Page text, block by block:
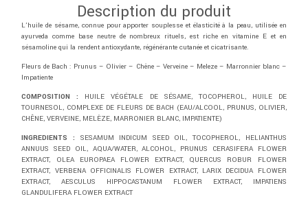
Description du produit
L’huile de sésame, connue pour apporter souplesse et élasticité à la peau, utilisée en
ayurveda comme base neutre de nombreux rituels, est riche en vitamine E et en
sésamoline qui la rendent antioxydante, régénérante cutanée et cicatrisante.
Fleurs de Bach : Prunus – Olivier – Chêne – Verveine – Meleze – Marronnier blanc –
Impatiente
COMPOSITION :
HUILE VÉGÉTALE DE SÉSAME, TOCOPHEROL, HUILE DE
TOURNESOL, COMPLEXE DE FLEURS DE BACH (EAU/ALCOOL, PRUNUS, OLIVIER,
CHÊNE, VERVEINE, MELÈZE, MARRONIER BLANC, IMPATIENTE)
INGREDIENTS : SESAMUM INDICUM SEED OIL, TOCOPHEROL, HELIANTHUS
ANNUUS SEED OIL, AQUA/WATER, ALCOHOL, PRUNUS CERASIFERA FLOWER
EXTRACT, OLEA EUROPAEA FLOWER EXTRACT, QUERCUS ROBUR FLOWER
EXTRACT, VERBENA OFFICINALIS FLOWER EXTRACT, LARIX DECIDUA FLOWER
EXTRACT, AESCULUS HIPPOCASTANUM FLOWER EXTRACT, IMPATIENS
GLANDULIFERA FLOWER EXTRACT